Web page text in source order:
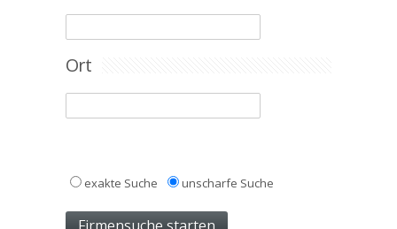
Ort
exakte Suche unscharfe Suche